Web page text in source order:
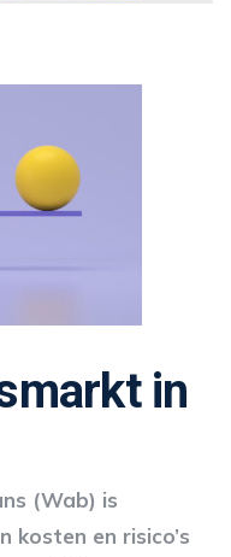
in
(Wab) is
kosten en risico’s